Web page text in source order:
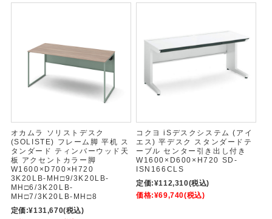
オカムラ ソリストデスク
(SOLISTE) フレーム脚 平机 ス
タンダード ティンバーウッド天
板 アクセントカラー脚
W1600×D700×H720
3K20LB-MH□9/3K20LB-
MH□6/3K20LB-
MH□7/3K20LB-MH□8
定価:¥131,670(税込)
コクヨ iSデスクシステム (アイ
エス) 平デスク スタンダードテ
ーブル センター引き出し付き
W1600×D600×H720 SD-
ISN166CLS
定価:¥112,310(税込)
価格:¥69,740(税込)